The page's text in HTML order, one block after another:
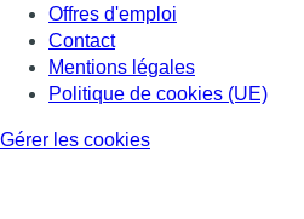
Offres d'emploi
Contact
Mentions légales
Politique de cookies (UE)
Gérer les cookies